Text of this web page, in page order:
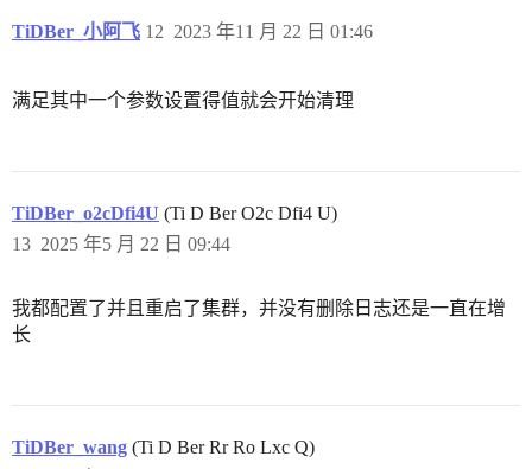
TiDBer_小阿飞 2023 年11 月 22 日 01:46
12
满足其中一个参数设置得值就会开始清理
TiDBer_o2cDfi4U (Ti D Ber O2c Dfi4 U)
2025 年5 月 22 日 09:44
13
我都配置了并且重启了集群，并没有删除日志还是一直在增
长
TiDBer_wang (Ti D Ber Rr Ro Lxc Q)